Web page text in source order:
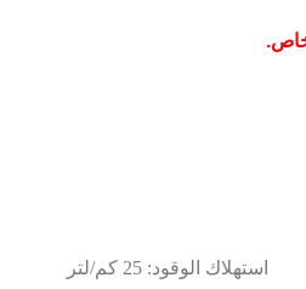
استهلاك الوقود: 25 كم/لتر